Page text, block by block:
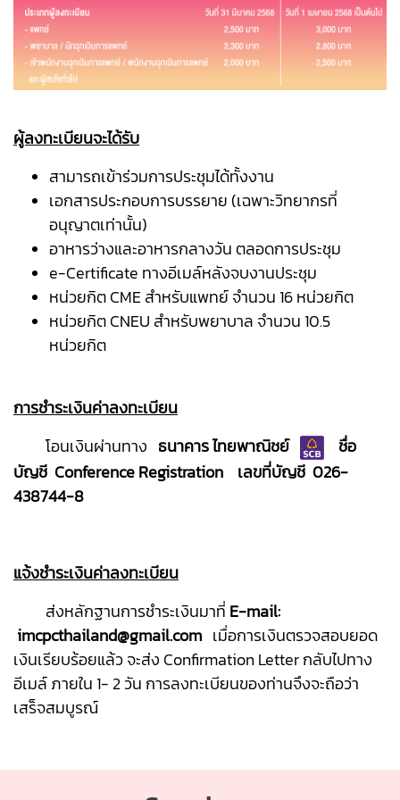
ผู้ลงทะเบียนจะได้รับ
สามารถเข้าร่วมการประชุมได้ทั้งงาน
เอกสารประกอบการบรรยาย (เฉพาะวิทยากรที่
อนุญาตเท่านั้น)
อาหารว่างและอาหารกลางวัน ตลอดการประชุม
e-Certificate ทางอีเมล์หลังจบงานประชุม
หน่วยกิต CME สำหรับแพทย์ จำนวน 16 หน่วยกิต
หน่วยกิต CNEU สำหรับพยาบาล จำนวน 10.5
หน่วยกิต
การชำระเงินค่าลงทะเบียน
โอนเงินผ่านทาง ธนาคาร ไทยพาณิชย์
ชื่อ
บัญชี Conference Registration เลขที่บัญชี 026-
438744-8
แจ้งชำระเงินค่าลงทะเบียน
ส่งหลักฐานการชำระเงินมาที่ E-mail:
imcpcthailand@gmail.com เมื่อการเงินตรวจสอบยอด
เงินเรียบร้อยแล้ว จะส่ง Confirmation Letter กลับไปทาง
อีเมล์ ภายใน 1- 2 วัน การลงทะเบียนของท่านจึงจะถือว่า
เสร็จสมบูรณ์